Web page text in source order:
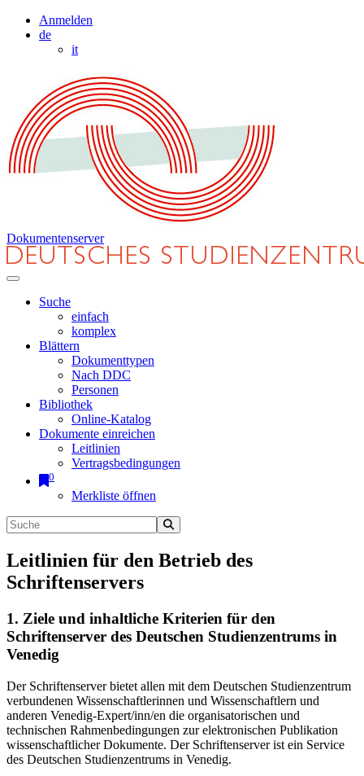
Anmelden
de
it
Dokumentenserver
Suche
einfach
komplex
Blättern
Dokumenttypen
Nach DDC
Personen
Bibliothek
Online-Katalog
Dokumente einreichen
Leitlinien
Vertragsbedingungen
0
Merkliste öffnen
Leitlinien für den Betrieb des
Schriftenservers
1. Ziele und inhaltliche Kriterien für den
Schriftenserver des Deutschen Studienzentrums in
Venedig
Der Schriftenserver bietet allen mit dem Deutschen Studienzentrum
verbundenen Wissenschaftlerinnen und Wissenschaftlern und
anderen Venedig-Expert/inn/en die organisatorischen und
technischen Rahmenbedingungen zur elektronischen Publikation
wissenschaftlicher Dokumente. Der Schriftenserver ist ein Service
des Deutschen Studienzentrums in Venedig.